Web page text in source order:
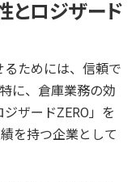
とロジザード
ためには、信頼で
に、倉庫業務の効
ザードZERO」を
を持つ企業として